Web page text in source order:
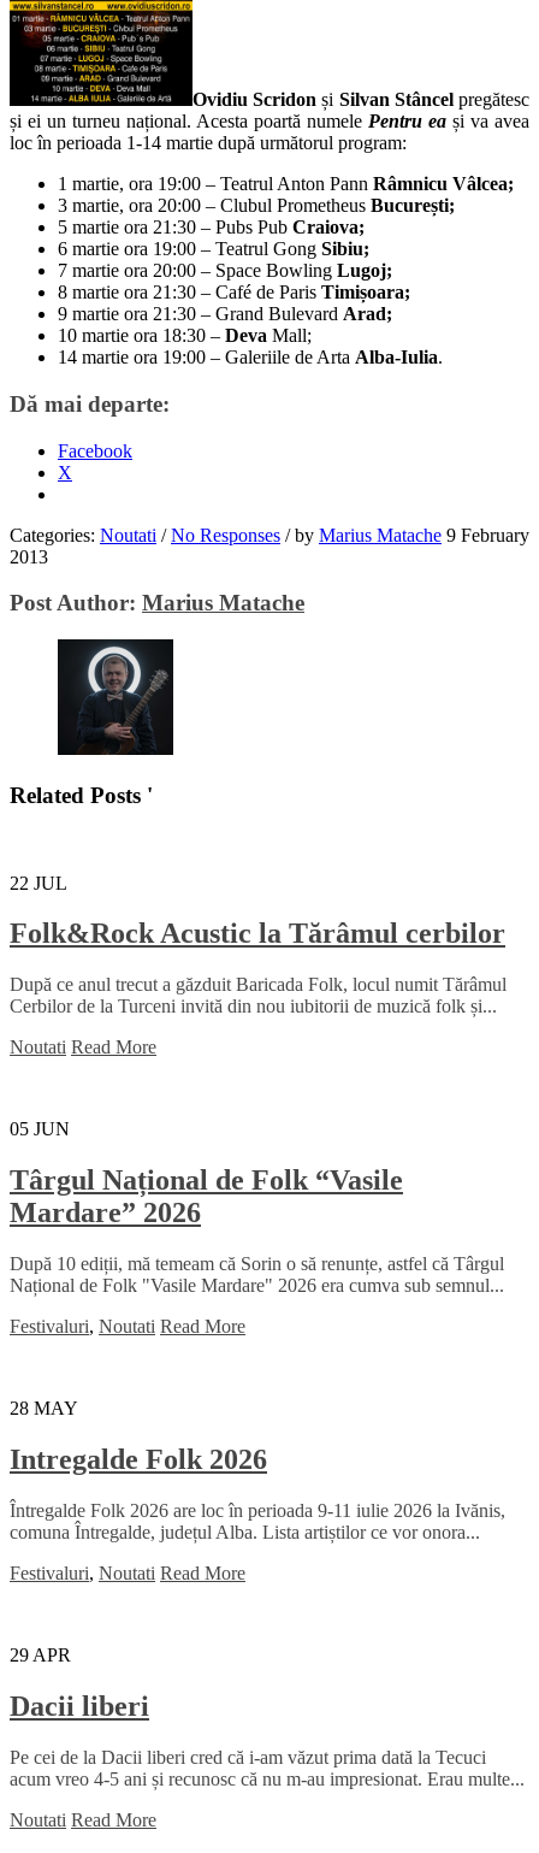
Ovidiu Scridon și Silvan Stâncelpregătesc
și ei un turneu național. Acesta poartă numele Pentru ea și va avea
loc în perioada 1-14 martie după următorul program:
1 martie, ora 19:00 – Teatrul Anton Pann Râmnicu Vâlcea;
3 martie, ora 20:00 – Clubul Prometheus București;
5 martie ora 21:30 – Pubs Pub Craiova;
6 martie ora 19:00 – Teatrul Gong Sibiu;
7 martie ora 20:00 – Space Bowling Lugoj;
8 martie ora 21:30 – Café de Paris Timișoara;
9 martie ora 21:30 – Grand Bulevard Arad;
10 martie ora 18:30 – Deva Mall;
14 martie ora 19:00 – Galeriile de Arta Alba-Iulia.
Dă mai departe:
Facebook
X
Categories: Noutati / No Responses /by Marius Matache 9 February
2013
Post Author: Marius Matache
Related Posts '
22 JUL
Folk&Rock Acustic la Tărâmul cerbilor
După ce anul trecut a găzduit Baricada Folk, locul numit Tărâmul
Cerbilor de la Turceni invită din nou iubitorii de muzică folk și...
Noutati Read More
05 JUN
Târgul Național de Folk “Vasile
Mardare” 2026
După 10 ediții, mă temeam că Sorin o să renunțe, astfel că Târgul
Național de Folk "Vasile Mardare" 2026 era cumva sub semnul...
Festivaluri, Noutati Read More
28 MAY
Intregalde Folk 2026
Întregalde Folk 2026 are loc în perioada 9-11 iulie 2026 la Ivănis,
comuna Întregalde, județul Alba. Lista artiștilor ce vor onora...
Festivaluri, Noutati Read More
29 APR
Dacii liberi
Pe cei de la Dacii liberi cred că i-am văzut prima dată la Tecuci
acum vreo 4-5 ani și recunosc că nu m-au impresionat. Erau multe...
Noutati Read More